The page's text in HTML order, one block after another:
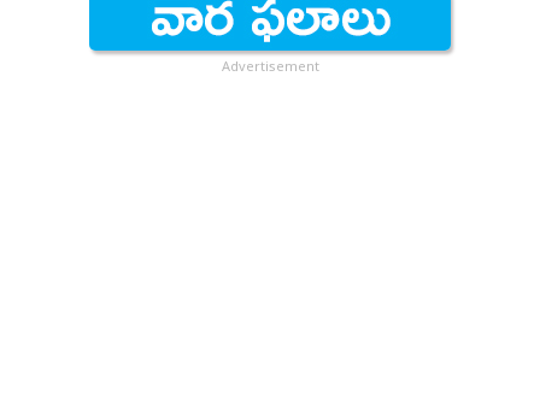
Advertisement